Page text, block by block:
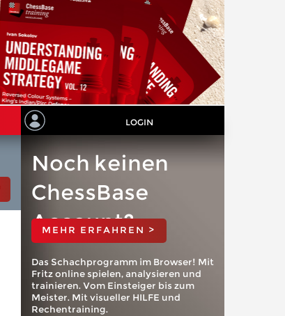
LOGIN
Noch keinen
ChessBase
Account?
MEHR ERFAHREN >
Das Schachprogramm im Browser! Mit
Fritz online spielen, analysieren und
trainieren. Vom Einsteiger bis zum
Meister. Mit visueller HILFE und
Rechentraining.